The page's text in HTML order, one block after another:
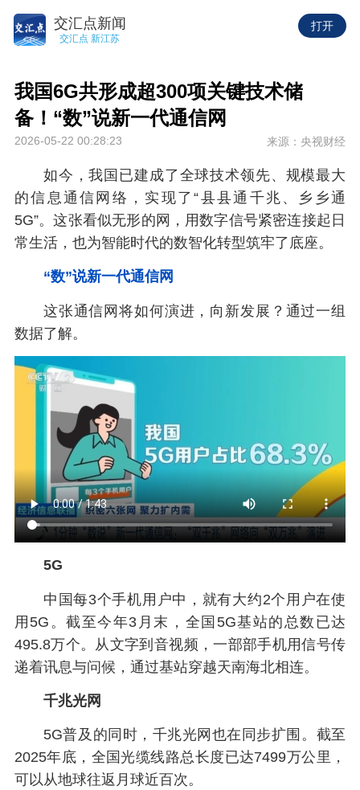
交汇点新闻
交汇点 新江苏
打开
我国6G共形成超300项关键技术储
备！“数”说新一代通信网
2026-05-22 00:28:23 来源：央视财经
如今，我国已建成了全球技术领先、规模最大
的信息通信网络，实现了“县县通千兆、乡乡通
5G”。这张看似无形的网，用数字信号紧密连接起日
常生活，也为智能时代的数智化转型筑牢了底座。
“数”说新一代通信网
这张通信网将如何演进，向新发展？通过一组
数据了解。
5G
中国每3个手机用户中，就有大约2个用户在使
用5G。截至今年3月末，全国5G基站的总数已达
495.8万个。从文字到音视频，一部部手机用信号传
递着讯息与问候，通过基站穿越天南海北相连。
千兆光网
5G普及的同时，千兆光网也在同步扩围。截至
2025年底，全国光缆线路总长度已达7499万公里，
可以从地球往返月球近百次。